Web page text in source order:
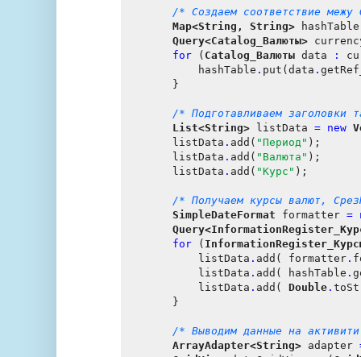
/* Создаем соответствие
Map<String, String>
Query<Catalog_Валюты>
for ( Catalog_Валюты data :
            hashTable
. put(data .
        }
/* Подготавливаем заголовки
List<String> listData = new
        listData
. add( "Период" );
        listData
. add( "Валюта" );
        listData
. add( "Курс" );
/* Получаем курсы валют,
SimpleDateFormat formatter =
for (
            listData
. add( formatter .
            listData
. add( hashTable .
            listData
. add( Double .
        }
/* Выводим данные на
ArrayAdapter<String> adapter